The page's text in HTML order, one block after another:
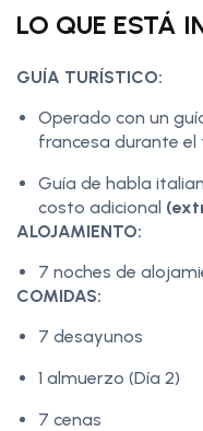
LO QUE ESTÁ
GUÍA TURÍSTICO:
Operado con un
francesa durante
Guía de habla
costo adicional
ALOJAMIENTO:
7 noches de
COMIDAS:
7 desayunos
1 almuerzo (Día 2)
7 cenas